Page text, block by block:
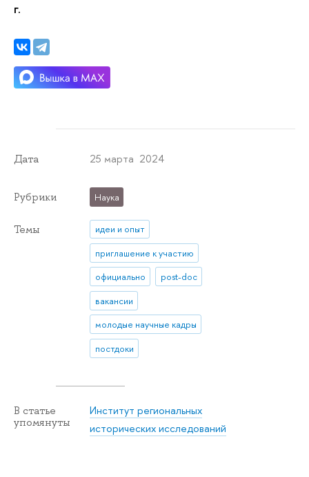
г.
Дата 25 марта 2024
Рубрики Наука
Темы
идеи и опыт
приглашение к участию
официально
post-doc
вакансии
молодые научные кадры
постдоки
В статье
упомянуты
Институт региональных
исторических исследований